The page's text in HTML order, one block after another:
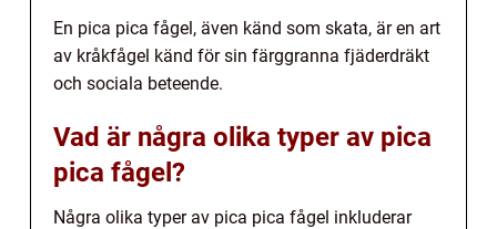
En pica pica fågel, även känd som skata, är en art
av kråkfågel känd för sin färggranna fjäderdräkt
och sociala beteende.
Vad är några olika typer av pica
pica fågel?
Några olika typer av pica pica fågel inkluderar